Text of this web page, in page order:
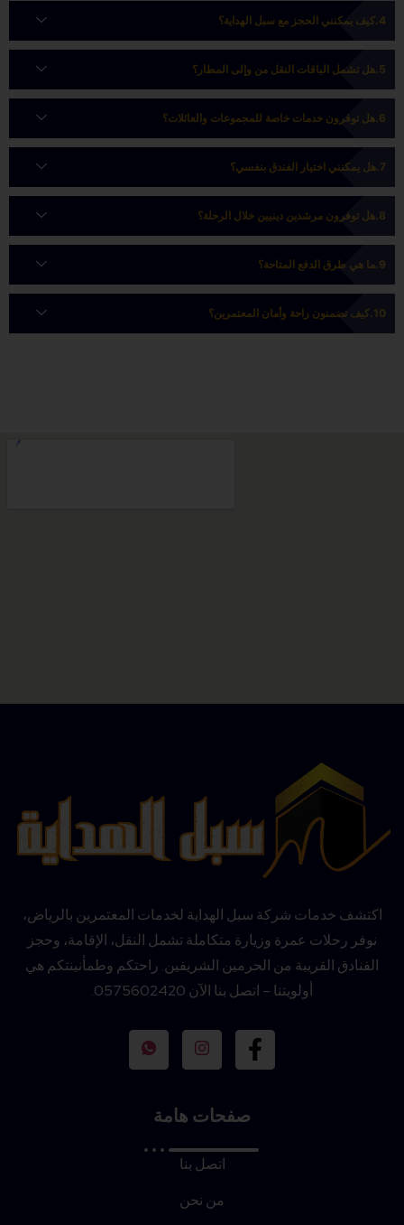
كيف يمكنني الحجز مع سبل الهداية؟
هل تشمل الباقات النقل من وإلى المطار؟
هل توفرون خدمات خاصة للمجموعات والعائلات؟
هل يمكنني اختيار الفندق بنفسي؟
هل توفرون مرشدين دينيين خلال الرحلة؟
ما هي طرق الدفع المتاحة؟
كيف تضمنون راحة وأمان المعتمرين؟
اكتشف خدمات شركة سبل الهداية لخدمات المعتمرين بالرياض،
نوفر رحلات عمرة وزيارة متكاملة تشمل النقل، الإقامة، وحجز
الفنادق القريبة من الحرمين الشريفين. راحتكم وطمأنينتكم هي
أولويتنا – اتصل بنا الآن 0575602420.
صفحات هامة
اتصل بنا
من نحن